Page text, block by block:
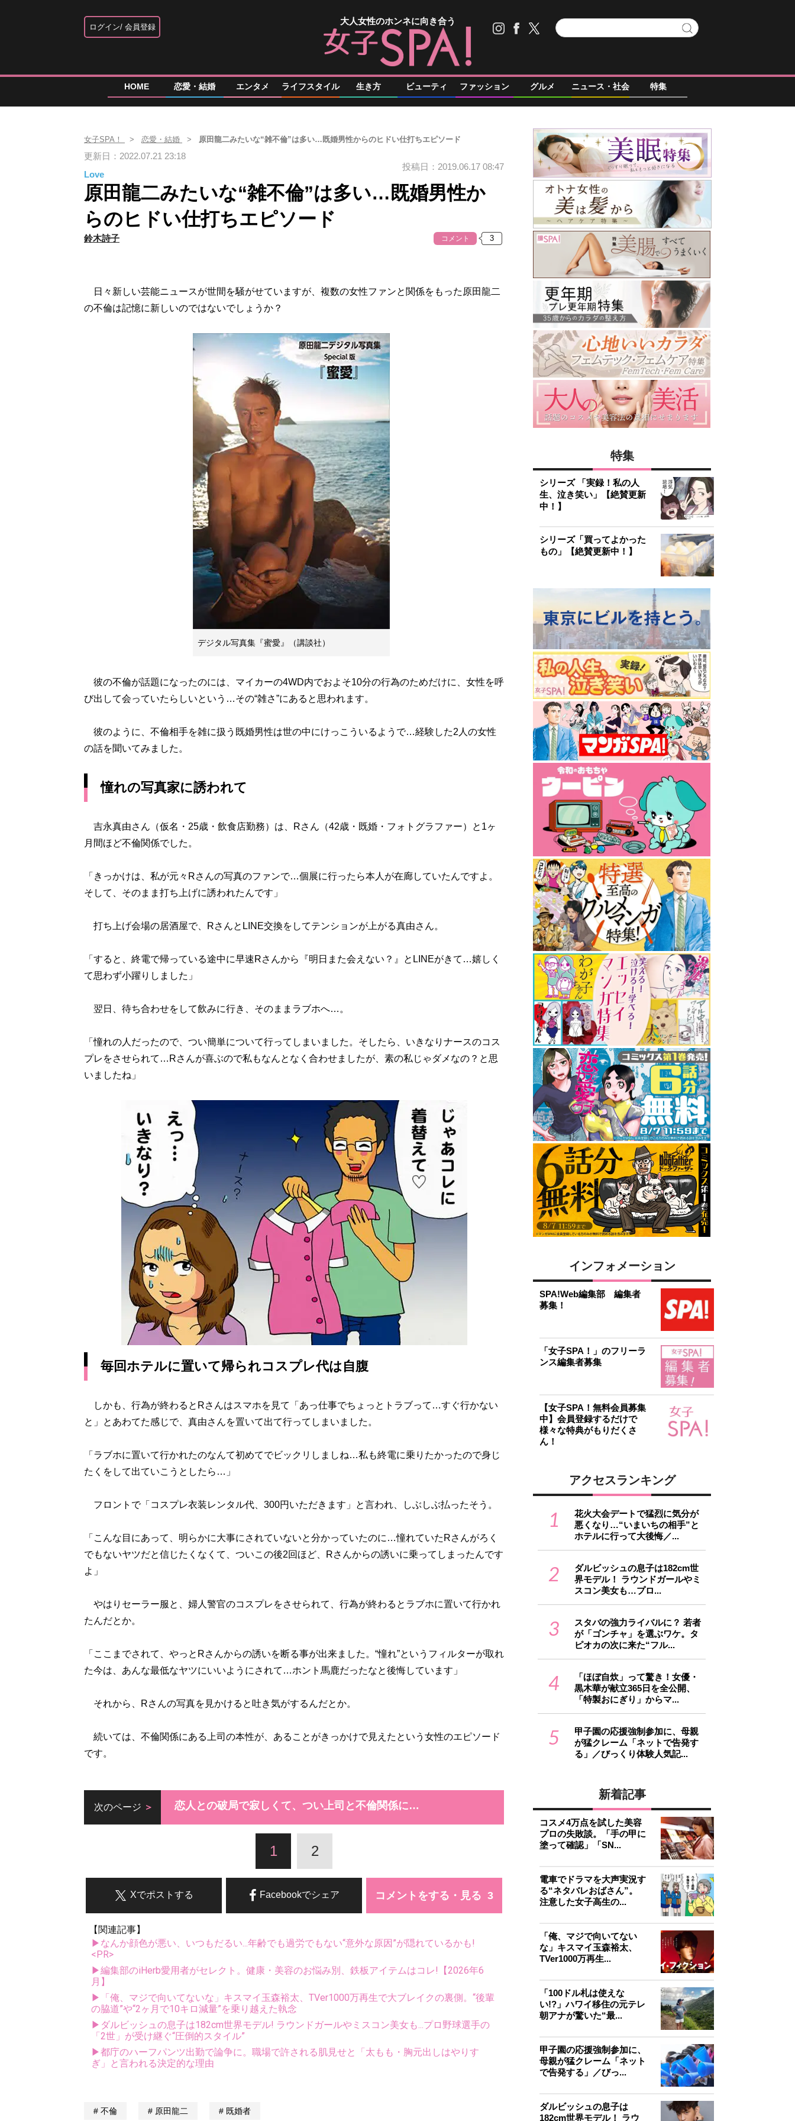
ログイン 会員登録
大人女性のホンネに向き合う
HOME 恋愛・結婚 エンタメ ライフスタイル 生き方 ビューティ ファッション グルメ ニュース・社会 特集
女子SPA！ 恋愛・結婚 原田龍二みたいな“雑不倫”は多い…既婚男性からのヒドい仕打ちエピソード
更新日：2022.07.21 23:18
Love
投稿日：2019.06.17 08:47
原田龍二みたいな“雑不倫”は多い…既婚男性か
らのヒドい仕打ちエピソード
鈴木詩子 コメント
日々新しい芸能ニュースが世間を騒がせていますが、複数の女性ファンと関係をもった原田龍二
の不倫は記憶に新しいのではないでしょうか？
デジタル写真集『蜜愛』（講談社）
彼の不倫が話題になったのには、マイカーの4WD内でおよそ10分の行為のためだけに、女性を呼
び出して会っていたらしいという…その“雑さ”にあると思われます。
彼のように、不倫相手を雑に扱う既婚男性は世の中にけっこういるようで…経験した2人の女性
の話を聞いてみました。
憧れの写真家に誘われて
吉永真由さん（仮名・25歳・飲食店勤務）は、Rさん（42歳・既婚・フォトグラファー）と1ヶ
月間ほど不倫関係でした。
「きっかけは、私が元々Rさんの写真のファンで…個展に行ったら本人が在廊していたんですよ。
そして、そのまま打ち上げに誘われたんです」
打ち上げ会場の居酒屋で、RさんとLINE交換をしてテンションが上がる真由さん。
「すると、終電で帰っている途中に早速Rさんから『明日また会えない？』とLINEがきて…嬉しく
て思わず小躍りしました」
翌日、待ち合わせをして飲みに行き、そのままラブホへ…。
「憧れの人だったので、つい簡単について行ってしまいました。そしたら、いきなりナースのコス
プレをさせられて…Rさんが喜ぶので私もなんとなく合わせましたが、素の私じゃダメなの？と思
いましたね」
毎回ホテルに置いて帰られコスプレ代は自腹
しかも、行為が終わるとRさんはスマホを見て「あっ仕事でちょっとトラブって…すぐ行かない
と」とあわてた感じで、真由さんを置いて出て行ってしまいました。
「ラブホに置いて行かれたのなんて初めてでビックリしましね…私も終電に乗りたかったので身じ
たくをして出ていこうとしたら…」
フロントで「コスプレ衣装レンタル代、300円いただきます」と言われ、しぶしぶ払ったそう。
「こんな目にあって、明らかに大事にされていないと分かっていたのに…憧れていたRさんがろく
でもないヤツだと信じたくなくて、ついこの後2回ほど、Rさんからの誘いに乗ってしまったんです
よ」
やはりセーラー服と、婦人警官のコスプレをさせられて、行為が終わるとラブホに置いて行かれ
たんだとか。
「ここまでされて、やっとRさんからの誘いを断る事が出来ました。“憧れ”というフィルターが取れ
た今は、あんな最低なヤツにいいようにされて…ホント馬鹿だったなと後悔しています」
それから、Rさんの写真を見かけると吐き気がするんだとか。
続いては、不倫関係にある上司の本性が、あることがきっかけで見えたという女性のエピソード
です。
次のページ 恋人との破局で寂しくて、つい上司と不倫関係に…
1 2
コメントをする・見る
Facebookでシェア
Xでポストする
【関連記事】
▶なんか顔色が悪い、いつもだるい...年齢でも過労でもない“意外な原因”が隠れているかも!
<PR>
▶編集部のiHerb愛用者がセレクト。健康・美容のお悩み別、鉄板アイテムはコレ!【2026年6
月】
▶「俺、マジで向いてないな」キスマイ玉森裕太、TVer1000万再生で大ブレイクの裏側。“後輩
の脇道”や“2ヶ月で10キロ減量”を乗り越えた執念
▶ダルビッシュの息子は182cm世界モデル! ラウンドガールやミスコン美女も...プロ野球選手の
「2世」が受け継ぐ“圧倒的スタイル”
▶都庁のハーフパンツ出勤で論争に。職場で許される肌見せと「太もも・胸元出しはやりす
ぎ」と言われる決定的な理由
不倫 原田龍二 既婚者
特集
シリーズ 「実録！私の人
生、泣き笑い」【絶賛更新
中！】
シリーズ「買ってよかった
もの」【絶賛更新中！】
インフォメーション
SPA!Web編集部 編集者
募集！
「女子SPA！」のフリーラ
ンス編集者募集
【女子SPA！無料会員募集
中】会員登録するだけで
様々な特典がもりだくさ
ん！
アクセスランキング
1
花火大会デートで猛烈に気分が
悪くなり…“いまいちの相手”と
ホテルに行って大後悔／...
2
ダルビッシュの息子は182cm世
界モデル！ ラウンドガールやミ
スコン美女も…プロ...
3
スタバの強力ライバルに？ 若者
が「ゴンチャ」を選ぶワケ。タ
ピオカの次に来た“フル...
4
「ほぼ自炊」って驚き！女優・
黒木華が献立365日を全公開、
「特製おにぎり」からマ...
5
甲子園の応援強制参加に、母親
が猛クレーム「ネットで告発す
る」／びっくり体験人気記...
新着記事
コスメ4万点を試した美容
プロの失敗談。「手の甲に
塗って確認」「SN...
電車でドラマを大声実況す
る“ネタバレおばさん”。
注意した女子高生の...
「俺、マジで向いてない
な」キスマイ玉森裕太、
TVer1000万再生...
「100ドル札は使えな
い!?」ハワイ移住の元テレ
朝アナが驚いた“最...
甲子園の応援強制参加に、
母親が猛クレーム「ネット
で告発する」／びっ...
ダルビッシュの息子は
182cm世界モデル！ ラウ